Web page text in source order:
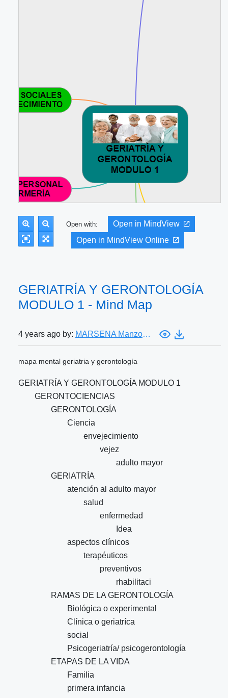
Open with:
Open in MindView
Open in MindView Online
GERIATRÍA Y GERONTOLOGÍA
MODULO 1 - Mind Map
4 years ago by: MARSENA Manzon Castillo
mapa mental geriatria y gerontología
GERIATRÍA Y GERONTOLOGÍA MODULO 1
GERONTOCIENCIAS
GERONTOLOGÍA
Ciencia
envejecimiento
vejez
adulto mayor
GERIATRÍA
atención al adulto mayor
salud
enfermedad
Idea
aspectos clínicos
terapéuticos
preventivos
rhabilitaci
RAMAS DE LA GERONTOLOGÍA
Biológica o experimental
Clínica o geriatríca
social
Psicogeriatría/ psicogerontología
ETAPAS DE LA VIDA
Familia
primera infancia